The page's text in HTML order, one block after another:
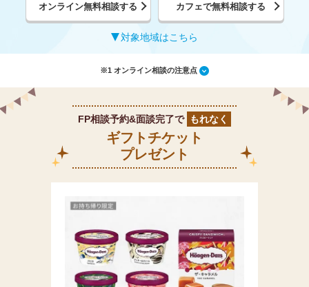
オンライン無料相談する カフェで無料相談する
対象地域はこちら
※1 オンライン相談の注意点
FP相談予約&面談完了で もれなく
ギフトチケット
プレゼント